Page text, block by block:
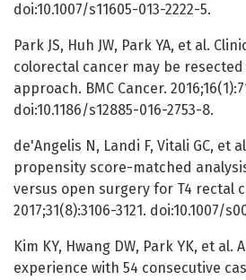
doi:10.1007/s11605-013-2222-5.
Park JS, Huh JW, Park YA, et al.
colorectal cancer may be
approach. BMC Cancer.
doi:10.1186/s12885-016-2753-8.
de'Angelis N, Landi F, Vitali GC, et
propensity score-matched
versus open surgery for T4 rectal
2017;31(8):3106-3121. doi:10.1007/
Kim KY, Hwang DW, Park YK, et al.
experience with 54 consecutive